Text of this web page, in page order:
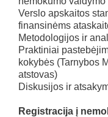
Verslo apskaitos
finansinėms
Metodologijos ir
Praktiniai
kokybės (Tarnybos
atstovas)
Diskusijos ir
Registracija į